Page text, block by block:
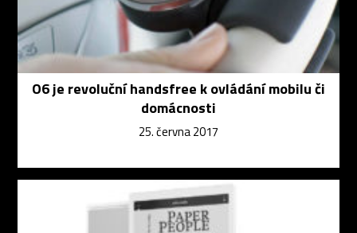
O6 je revoluční handsfree k ovládání mobilu či
domácnosti
25. června 2017